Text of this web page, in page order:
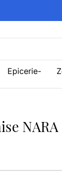
Epicerie